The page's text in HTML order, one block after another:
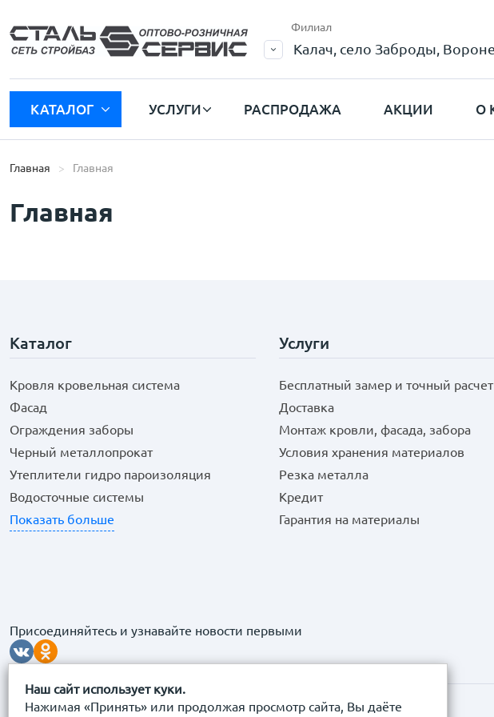
Наш сайт использует куки.
Нажимая «Принять» или продолжая просмотр сайта, Вы даёте
Филиал
Калач, село Заброды,
КАТАЛОГ УСЛУГИ РАСПРОДАЖА АКЦИИ О
Главная Главная
Главная
Каталог
Кровля кровельная система
Фасад
Ограждения заборы
Черный металлопрокат
Утеплители гидро пароизоляция
Водосточные системы
Показать больше
Услуги
Бесплатный замер и точный расчет
Доставка
Монтаж кровли, фасада, забора
Условия хранения материалов
Резка металла
Кредит
Гарантия на материалы
Присоединяйтесь и узнавайте новости первыми